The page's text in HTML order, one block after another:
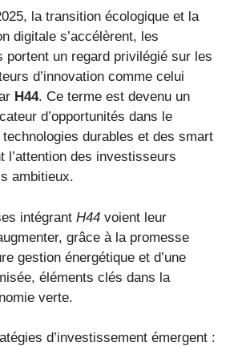
la transition écologique et la
digitale s’accélèrent, les
portent un regard privilégié sur les
d’innovation comme celui
H44. Ce terme est devenu un
d’opportunités dans le
durables et des smart
l’attention des investisseurs
ambitieux.
intégrant H44 voient leur
grâce à la promesse
gestion énergétique et d’une
éléments clés dans la
verte.
d’investissement émergent :